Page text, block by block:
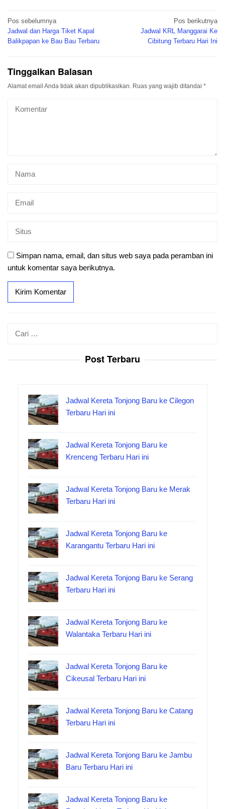
Navigasi
pos
Pos sebelumnya
Jadwal dan Harga Tiket Kapal
Balikpapan ke Bau Bau Terbaru
Pos berikutnya
Jadwal KRL Manggarai Ke
Cibitung Terbaru Hari Ini
Tinggalkan Balasan
Alamat email Anda tidak akan dipublikasikan. Ruas yang wajib ditandai *
Simpan nama, email, dan situs web saya pada peramban ini
untuk komentar saya berikutnya.
Post Terbaru
Jadwal Kereta Tonjong Baru ke Cilegon
Terbaru Hari ini
Jadwal Kereta Tonjong Baru ke
Krenceng Terbaru Hari ini
Jadwal Kereta Tonjong Baru ke Merak
Terbaru Hari ini
Jadwal Kereta Tonjong Baru ke
Karangantu Terbaru Hari ini
Jadwal Kereta Tonjong Baru ke Serang
Terbaru Hari ini
Jadwal Kereta Tonjong Baru ke
Walantaka Terbaru Hari ini
Jadwal Kereta Tonjong Baru ke
Cikeusal Terbaru Hari ini
Jadwal Kereta Tonjong Baru ke Catang
Terbaru Hari ini
Jadwal Kereta Tonjong Baru ke Jambu
Baru Terbaru Hari ini
Jadwal Kereta Tonjong Baru ke